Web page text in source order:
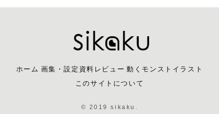
ホーム 画集・設定資料レビュー 動くモンストイラスト
このサイトについて
© 2019 sikaku.